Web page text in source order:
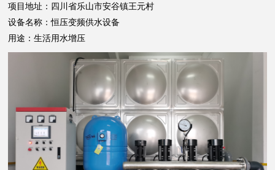
项目地址：四川省乐山市安谷镇王元村
设备名称：恒压变频供水设备
用途：生活用水增压